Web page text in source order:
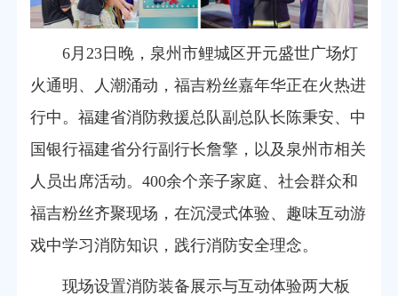
6月23日晚，泉州市鲤城区开元盛世广场灯
火通明、人潮涌动，福吉粉丝嘉年华正在火热进
行中。福建省消防救援总队副总队长陈秉安、中
国银行福建省分行副行长詹擎，以及泉州市相关
人员出席活动。400余个亲子家庭、社会群众和
福吉粉丝齐聚现场，在沉浸式体验、趣味互动游
戏中学习消防知识，践行消防安全理念。
现场设置消防装备展示与互动体验两大板